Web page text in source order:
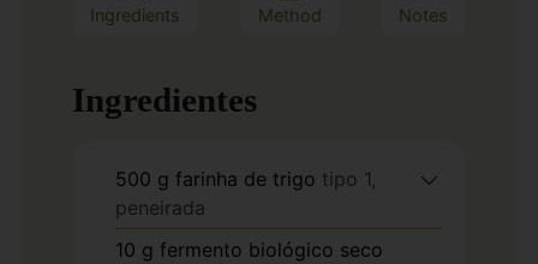
Ingredients Method Notes
Ingredientes
500 g farinha de trigo tipo 1,
peneirada
10 g fermento biológico seco